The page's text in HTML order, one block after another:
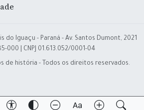
do Iguaçu - Paraná - Av. Santos Dumont, 2021
000 | CNPJ 01.613.052/0001-04
de história - Todos os direitos reservados.